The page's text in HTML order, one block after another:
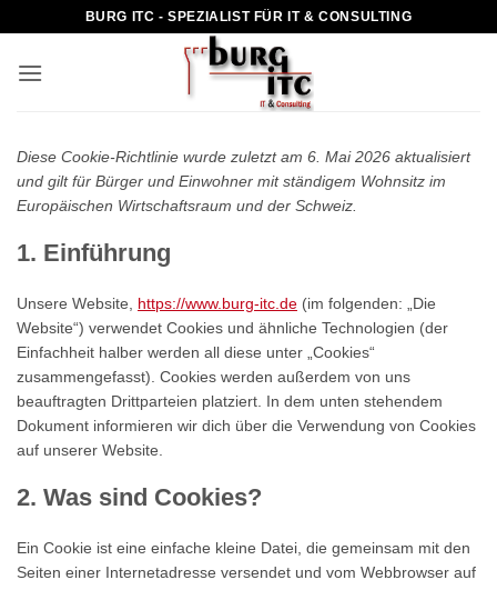
springen
BURG ITC - SPEZIALIST FÜR IT & CONSULTING
Diese Cookie-Richtlinie wurde zuletzt am 6. Mai 2026 aktualisiert
und gilt für Bürger und Einwohner mit ständigem Wohnsitz im
Europäischen Wirtschaftsraum und der Schweiz.
1. Einführung
Unsere Website, https://www.burg-itc.de (im folgenden: „Die
Website“) verwendet Cookies und ähnliche Technologien (der
Einfachheit halber werden all diese unter „Cookies“
zusammengefasst). Cookies werden außerdem von uns
beauftragten Drittparteien platziert. In dem unten stehendem
Dokument informieren wir dich über die Verwendung von Cookies
auf unserer Website.
2. Was sind Cookies?
Ein Cookie ist eine einfache kleine Datei, die gemeinsam mit den
Seiten einer Internetadresse versendet und vom Webbrowser auf